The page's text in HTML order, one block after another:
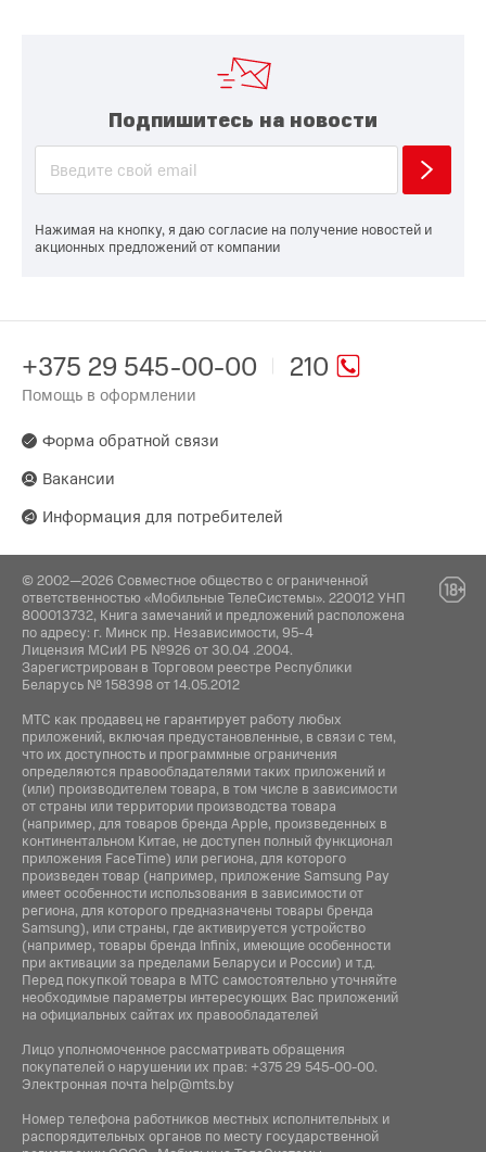
Подпишитесь на новости
Нажимая на кнопку, я даю согласие на получение новостей и
акционных предложений от компании
210
+375 29 545-00-00
Помощь в оформлении
Форма обратной связи
Вакансии
Информация для потребителей
© 2002—2026 Совместное общество с ограниченной
ответственностью «Мобильные ТелеСистемы». 220012 УНП
800013732, Книга замечаний и предложений расположена
по адресу: г. Минск пр. Независимости, 95-4
Лицензия МСиИ РБ №926 от 30.04 .2004.
Зарегистрирован в Торговом реестре Республики
Беларусь № 158398 от 14.05.2012
МТС как продавец не гарантирует работу любых
приложений, включая предустановленные, в связи с тем,
что их доступность и программные ограничения
определяются правообладателями таких приложений и
(или) производителем товара, в том числе в зависимости
от страны или территории производства товара
(например, для товаров бренда Apple, произведенных в
континентальном Китае, не доступен полный функционал
приложения FaceTime) или региона, для которого
произведен товар (например, приложение Samsung Pay
имеет особенности использования в зависимости от
региона, для которого предназначены товары бренда
Samsung), или страны, где активируется устройство
(например, товары бренда Infiniх, имеющие особенности
при активации за пределами Беларуси и России) и т.д.
Перед покупкой товара в МТС самостоятельно уточняйте
необходимые параметры интересующих Вас приложений
на официальных сайтах их правообладателей
Лицо уполномоченное рассматривать обращения
покупателей о нарушении их прав: +375 29 545-00-00.
Электронная почта help@mts.by
Номер телефона работников местных исполнительных и
распорядительных органов по месту государственной